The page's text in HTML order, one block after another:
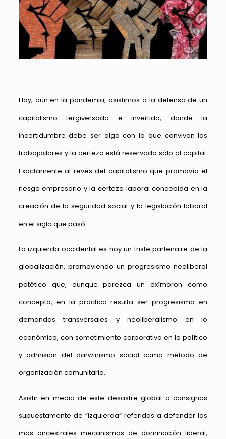
Hoy, aún en la pandemia, asistimos a la defensa de un
capitalismo tergiversado e invertido, donde la
incertidumbre debe ser algo con lo que convivan los
trabajadores y la certeza está reservada sólo al capital.
Exactamente al revés del capitalismo que promovía el
riesgo empresario y la certeza laboral concebida en la
creación de la seguridad social y la legislación laboral
en el siglo que pasó.
La izquierda occidental es hoy un triste partenaire de la
globalización, promoviendo un progresismo neoliberal
patético que, aunque parezca un oxímoron como
concepto, en la práctica resulta ser progresismo en
demandas transversales y neoliberalismo en lo
económico, con sometimiento corporativo en lo político
y admisión del darwinismo social como método de
organización comunitaria.
Asistir en medio de este desastre global a consignas
supuestamente de “izquierda” referidas a defender los
más ancestrales mecanismos de dominación liberal,